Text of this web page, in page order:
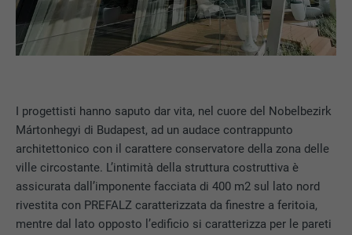
I progettisti hanno saputo dar vita, nel cuore del Nobelbezirk
Mártonhegyi di Budapest, ad un audace contrappunto
architettonico con il carattere conservatore della zona delle
ville circostante. L’intimità della struttura costruttiva è
assicurata dall’imponente facciata di 400 m2 sul lato nord
rivestita con PREFALZ caratterizzata da finestre a feritoia,
mentre dal lato opposto l’edificio si caratterizza per le pareti